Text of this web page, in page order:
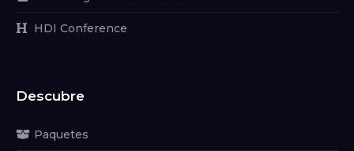
HDI Conference
Descubre
Paquetes